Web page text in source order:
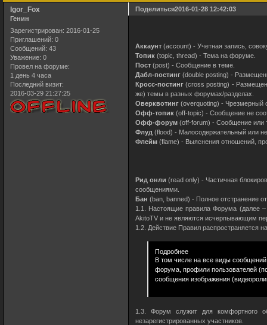
Поделиться2016-01-28 12:42:03
Igor_Fox
Генин
Зарегистрирован: 2016-01-25
Приглашений: 0
Сообщений: 43
Уважение: 0
Провел на форуме:
1 день 4 часа
Последний визит:
2016-03-29 21:27:25
Аккаунт(account) - Учетная запись,
Топик (topic, thread) - Тема на форуме.
Пост (post) - Сообщение в теме.
Дабл-постинг (double posting) -
Кросс-постинг (cross posting) -
же) темы в разных форумах/разделах.
Оверквотинг(overquoting) - Чрезмерный
Офф-топик (off-topic) - Сообщение не
Офф-форум (off-forum) - Сообщение или
Флуд (flood) - Малосодержательный или
Флейм (flame) - Выяснения отношений,
Рид онли (read only) - Частичная
сообщениями.
Бан (ban, banned) - Полное отстранение
1.1. Настоящие правила Форума (далее
AkitoTV и не являются исчерпывающим
1.2. Действие Правил распространяется
Подробнее
В том числе на все виды
форума, профили пользователей
сообщения изображения
1.3. Форум служит для комфортного
незарегистрированных участников.